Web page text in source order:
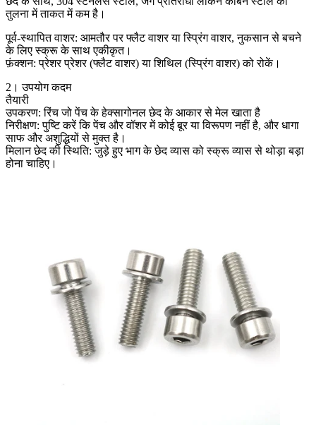
तुलना में ताकत में कम है।
पूर्व-स्थापित वाशर: आमतौर पर फ्लैट वाशर या स्प्रिंग वाशर, नुकसान से बचने
के लिए स्क्रू के साथ एकीकृत।
फ़ंक्शन: प्रेशर प्रेशर (फ्लैट वाशर) या शिथिल (स्प्रिंग वाशर) को रोकें।
2। उपयोग कदम
तैयारी
उपकरण: रिंच जो पेंच के हेक्सागोनल छेद के आकार से मेल खाता है
निरीक्षण: पुष्टि करें कि पेंच और वॉशर में कोई बूर या विरूपण नहीं है, और धागा
साफ और अशुद्धियों से मुक्त है।
मिलान छेद की स्थिति: जुड़े हुए भाग के छेद व्यास को स्क्रू व्यास से थोड़ा बड़ा
होना चाहिए।